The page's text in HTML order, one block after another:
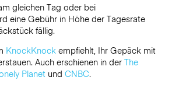
gleichen Tag oder bei
eine Gebühr in Höhe der Tagesrate
fällig.
KnockKnockempfiehlt, Ihr Gepäck mit
Auch erschienen in der The
Planetund CNBC.